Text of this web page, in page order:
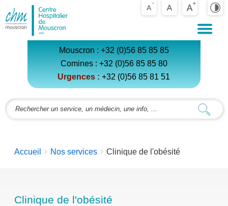
Hospitalier
de
Mouscron
Mouscron : +32 (0)56 85 85 85
Comines : +32 (0)56 85 85 80
Urgences : +32 (0)56 85 81 51
You
Accueil Nos services Clinique de l'obésité
Clinique de l'obésité